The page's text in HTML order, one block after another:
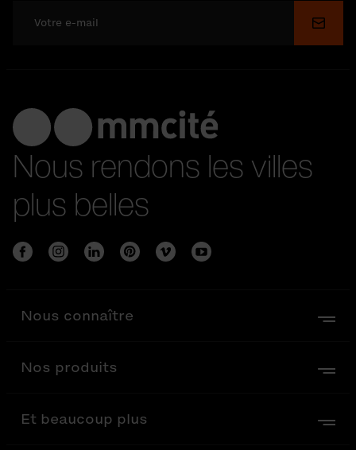
Nous rendons les villes
plus belles
Nous connaître
Nos produits
Et beaucoup plus